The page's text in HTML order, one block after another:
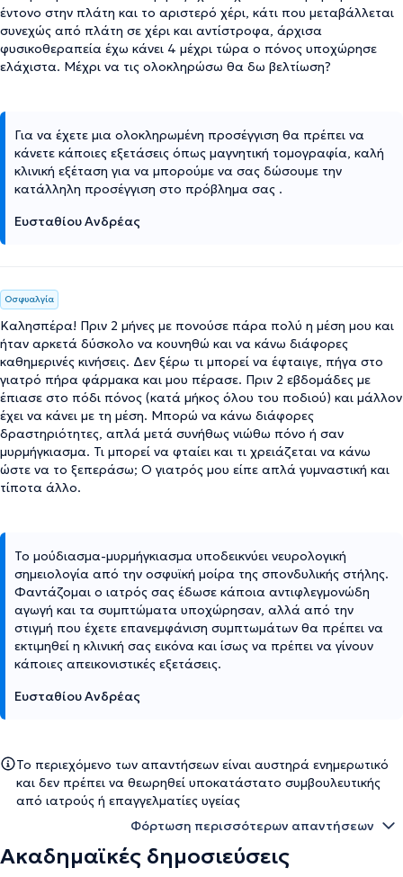
έντονο στην πλάτη και το αριστερό χέρι, κάτι που μεταβάλλεται
συνεχώς από πλάτη σε χέρι και αντίστροφα, άρχισα
φυσικοθεραπεία έχω κάνει 4 μέχρι τώρα ο πόνος υποχώρησε
ελάχιστα. Μέχρι να τις ολοκληρώσω θα δω βελτίωση?
Για να έχετε μια ολοκληρωμένη προσέγγιση θα πρέπει να
κάνετε κάποιες εξετάσεις όπως μαγνητική τομογραφία, καλή
κλινική εξέταση για να μπορούμε να σας δώσουμε την
κατάλληλη προσέγγιση στο πρόβλημα σας .
Ευσταθίου Ανδρέας
Οσφυαλγία
Καλησπέρα! Πριν 2 μήνες με πονούσε πάρα πολύ η μέση μου και
ήταν αρκετά δύσκολο να κουνηθώ και να κάνω διάφορες
καθημερινές κινήσεις. Δεν ξέρω τι μπορεί να έφταιγε, πήγα στο
γιατρό πήρα φάρμακα και μου πέρασε. Πριν 2 εβδομάδες με
έπιασε στο πόδι πόνος (κατά μήκος όλου του ποδιού) και μάλλον
έχει να κάνει με τη μέση. Μπορώ να κάνω διάφορες
δραστηριότητες, απλά μετά συνήθως νιώθω πόνο ή σαν
μυρμήγκιασμα. Τι μπορεί να φταίει και τι χρειάζεται να κάνω
ώστε να το ξεπεράσω; Ο γιατρός μου είπε απλά γυμναστική και
τίποτα άλλο.
Το μούδιασμα-μυρμήγκιασμα υποδεικνύει νευρολογική
σημειολογία από την οσφυϊκή μοίρα της σπονδυλικής στήλης.
Φαντάζομαι ο ιατρός σας έδωσε κάποια αντιφλεγμονώδη
αγωγή και τα συμπτώματα υποχώρησαν, αλλά από την
στιγμή που έχετε επανεμφάνιση συμπτωμάτων θα πρέπει να
εκτιμηθεί η κλινική σας εικόνα και ίσως να πρέπει να γίνουν
κάποιες απεικονιστικές εξετάσεις.
Ευσταθίου Ανδρέας
Το περιεχόμενο των απαντήσεων είναι αυστηρά ενημερωτικό
και δεν πρέπει να θεωρηθεί υποκατάστατο συμβουλευτικής
από ιατρούς ή επαγγελματίες υγείας
Φόρτωση περισσότερων απαντήσεων
Ακαδημαϊκές δημοσιεύσεις